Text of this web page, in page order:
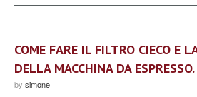
COME FARE IL FILTRO CIECO E
DELLA MACCHINA DA ESPRESSO.
by simone